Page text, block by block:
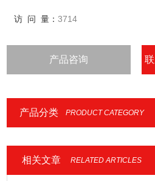
访 问 量：3714
产品咨询
产品分类 PRODUCT CATEGORY
相关文章 RELATED ARTICLES